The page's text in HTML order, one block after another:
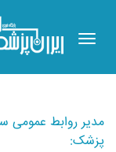
Toggle
navigation
مدیر روابط عمومی
پزشک: